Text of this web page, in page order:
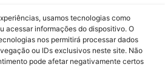
usamos tecnologias como
acessar informações do dispositivo. O
nos permitirá processar dados
ou IDs exclusivos neste site. Não
pode afetar negativamente certos
bilhões em mineração de
americano busca…